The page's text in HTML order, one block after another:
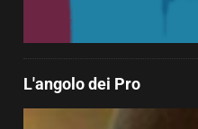
L'angolo dei Pro